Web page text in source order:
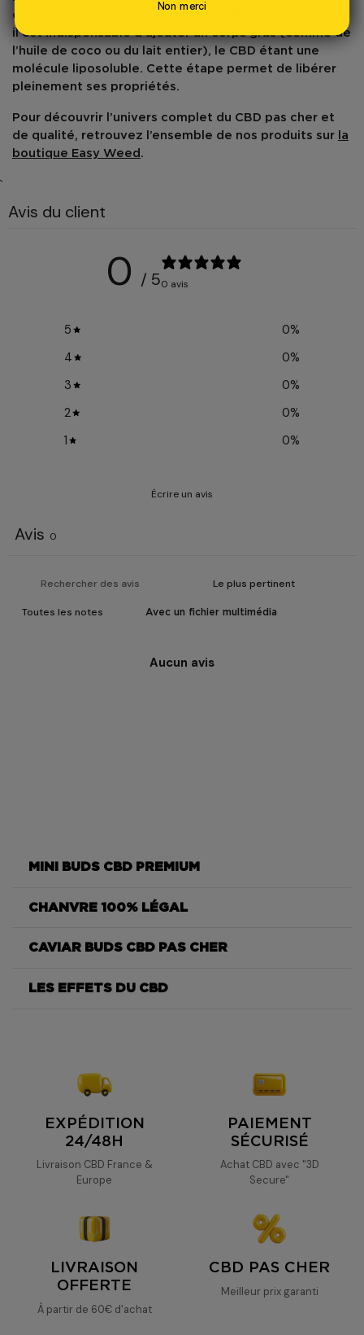
consommée en infusion. Pour une efficacité optimale,
il est indispensable d’ajouter uncorps gras(comme de
l’huile de coco ou du lait entier), le CBD étant une
molécule liposoluble. Cette étape permet de libérer
pleinement ses propriétés.
Pour découvrir l’univers complet du CBD pas cher et
de qualité, retrouvez l’ensemble de nos produits sur
la
boutique Easy Weed .
`
Avis du client
0 / 50 avis
5 0%
4
0%
3
0%
2
0%
1
0%
Écrire un avis
Avis 0
Avec un fichier multimédia
Aucun avis
MINI BUDS CBD PREMIUM
CHANVRE 100% LÉGAL
CAVIAR BUDS CBD PAS CHER
Orangello
LES EFFETS DU CBD
Orangello
EXPÉDITION
24/48H
Livraison CBD France &
Europe
PAIEMENT
SÉCURISÉ
Achat CBD avec "3D
Secure"
LIVRAISON
OFFERTE
À partir de 60€ d'achat
CBD PAS CHER
Meilleur prix garanti
Non merci